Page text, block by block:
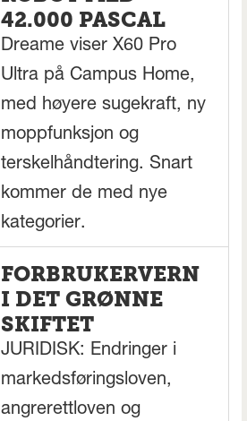
42.000 PASCAL
Dreame viser X60 Pro
Ultra på Campus Home,
med høyere sugekraft, ny
moppfunksjon og
terskelhåndtering. Snart
kommer de med nye
kategorier.
FORBRUKERVERN
I DET GRØNNE
SKIFTET
JURIDISK: Endringer i
markedsføringsloven,
angrerettloven og